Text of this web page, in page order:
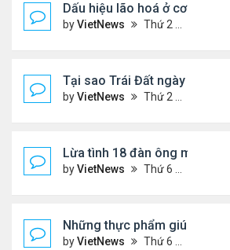
Dấu hiệu lão hoá ở cơ quan
byVietNews Thứ 2 Tháng 8 08, 2022 12:21 pm
Tại sao Trái Đất ngày càng
byVietNews Thứ 2 Tháng 8 08, 2022 12:00 pm
Lừa tình 18 đàn ông một lúc
byVietNews Thứ 6 Tháng 8 05, 2022 4:18 pm
Những thực phẩm giúp giảm
byVietNews Thứ 6 Tháng 8 05, 2022 3:08 pm